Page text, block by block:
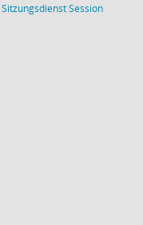
SitzungsdienstSession(Wird in